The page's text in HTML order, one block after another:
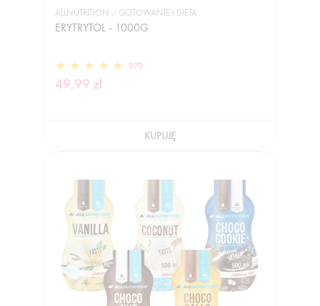
ALLNUTRITION / GOTOWANIE I DIETA
ERYTRYTOL - 1000G
979
49,99 zł
KUPUJĘ